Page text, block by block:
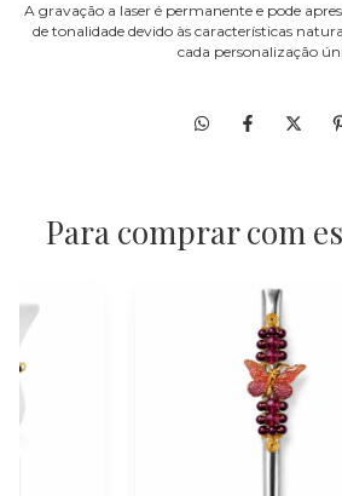
A gravação a laser é permanente e pode
de tonalidade devido às características
cada personalização
Para comprar com